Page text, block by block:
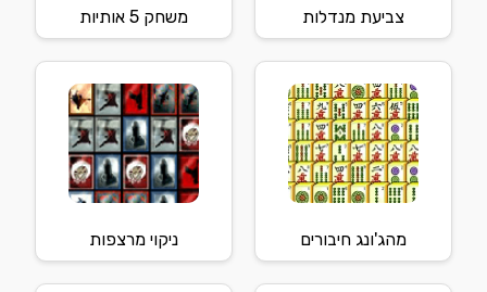
צביעת מנדלות משחק 5 אותיות
מהג'ונג חיבורים ניקוי מרצפות